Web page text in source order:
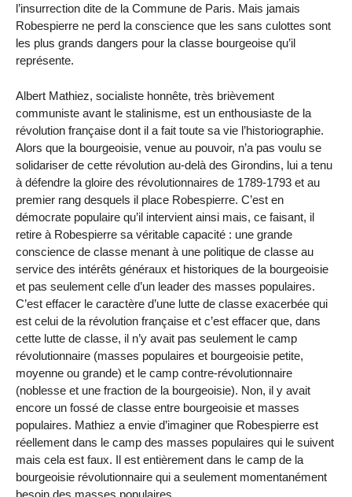
l’insurrection dite de la Commune de Paris. Mais jamais
Robespierre ne perd la conscience que les sans culottes sont
les plus grands dangers pour la classe bourgeoise qu’il
représente.
Albert Mathiez, socialiste honnête, très brièvement
communiste avant le stalinisme, est un enthousiaste de la
révolution française dont il a fait toute sa vie l’historiographie.
Alors que la bourgeoisie, venue au pouvoir, n’a pas voulu se
solidariser de cette révolution au-delà des Girondins, lui a tenu
à défendre la gloire des révolutionnaires de 1789-1793 et au
premier rang desquels il place Robespierre. C’est en
démocrate populaire qu’il intervient ainsi mais, ce faisant, il
retire à Robespierre sa véritable capacité : une grande
conscience de classe menant à une politique de classe au
service des intérêts généraux et historiques de la bourgeoisie
et pas seulement celle d’un leader des masses populaires.
C’est effacer le caractère d’une lutte de classe exacerbée qui
est celui de la révolution française et c’est effacer que, dans
cette lutte de classe, il n’y avait pas seulement le camp
révolutionnaire (masses populaires et bourgeoisie petite,
moyenne ou grande) et le camp contre-révolutionnaire
(noblesse et une fraction de la bourgeoisie). Non, il y avait
encore un fossé de classe entre bourgeoisie et masses
populaires. Mathiez a envie d’imaginer que Robespierre est
réellement dans le camp des masses populaires qui le suivent
mais cela est faux. Il est entièrement dans le camp de la
bourgeoisie révolutionnaire qui a seulement momentanément
besoin des masses populaires.